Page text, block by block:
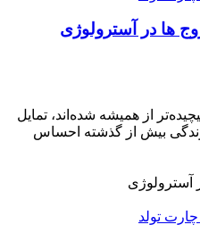
ها در آسترولوژی
از همیشه شده‌اند، تمایل
بیش از گذشته احساس
تولد